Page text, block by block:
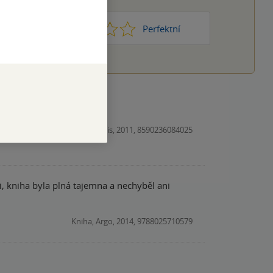
Perfektní
Audiokniha, Radioservis, 2011, 8590236084025
byla plná tajemna a nechyběl ani
Kniha, Argo, 2014, 9788025710579